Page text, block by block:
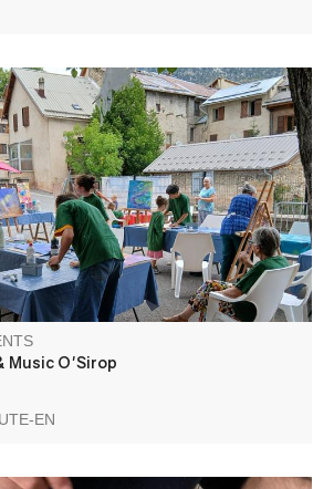
atelier créatif pour adultes et enfants
de Music O’Sirop : un concert de
l’instant présent ; puis autour d’un
et les partages se poursuivent dans
Music O'Sirop
EN